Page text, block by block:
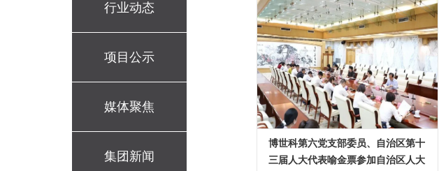
行业动态
项目公示
媒体聚焦
集团新闻
博世科第六党支部委员、自治区第十
三届人大代表喻金票参加自治区人大